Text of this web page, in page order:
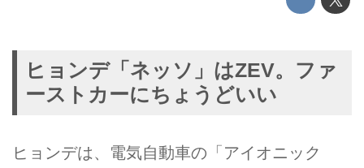
ヒョンデ「ネッソ」はZEV。ファ
ーストカーにちょうどいい
ヒョンデは、電気自動車の「アイオニック